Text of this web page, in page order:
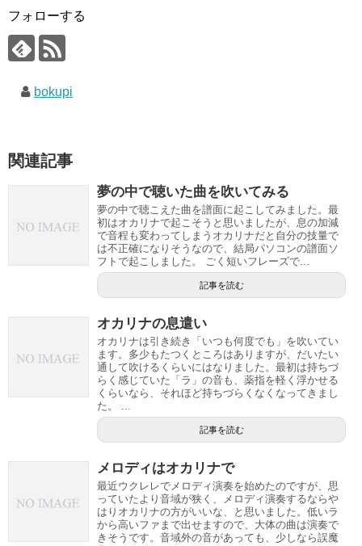
フォローする
bokupi
関連記事
夢の中で聴いた曲を吹いてみる
夢の中で聴こえた曲を譜面に起こしてみました。最
初はオカリナで起こそうと思いましたが、息の加減
で音程も変わってしまうオカリナだと自分の技量で
は不正確になりそうなので、結局パソコンの譜面ソ
フトで起こしました。 ごく短いフレーズで...
記事を読む
オカリナの息遣い
オカリナは引き続き「いつも何度でも」を吹いてい
ます。多少もたつくところはありますが、だいたい
通して吹けるくらいにはなりました。最初は持ちづ
らく感じていた「ラ」の音も、薬指を軽く浮かせる
くらいなら、それほど持ちづらくなくなってきまし
た。 ...
記事を読む
メロディはオカリナで
最近ウクレレでメロディ演奏を始めたのですが、思
っていたより音域が狭く、メロディ演奏するならや
はりオカリナの方がいいな、と思いました。低いラ
から高いファまで出せますので、大体の曲は演奏で
きそうです。音域外の音があっても、少しなら誤魔